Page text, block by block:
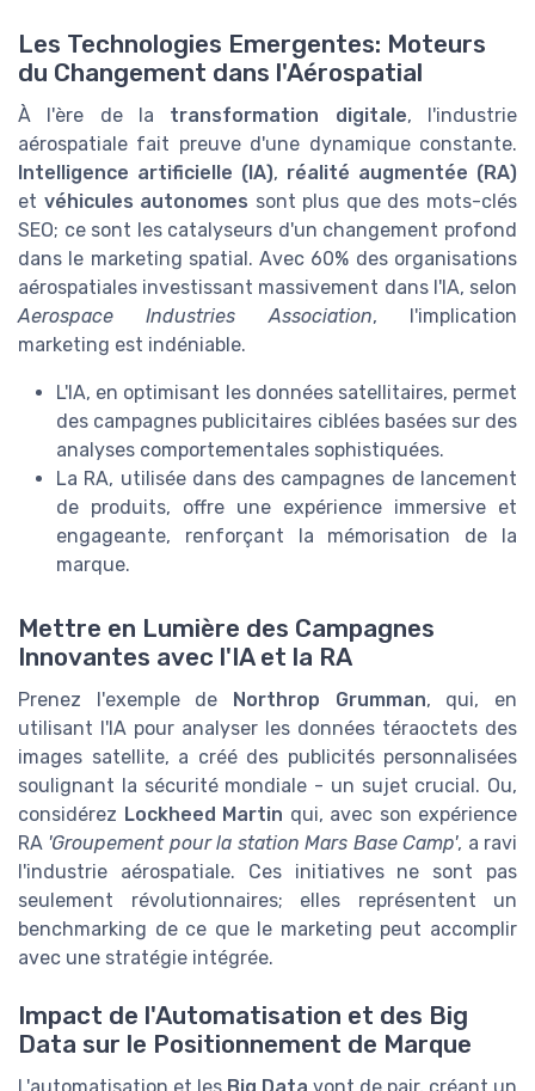
Les Technologies Emergentes: Moteurs
du Changement dans l'Aérospatial
À l'ère de la transformation digitale, l'industrie
aérospatiale fait preuve d'une dynamique constante.
Intelligence artificielle (IA), réalité augmentée (RA)
et véhicules autonomes sont plus que des mots-clés
SEO; ce sont les catalyseurs d'un changement profond
dans le marketing spatial. Avec 60% des organisations
aérospatiales investissant massivement dans l'IA, selon
Aerospace Industries Association, l'implication
marketing est indéniable.
L'IA, en optimisant les données satellitaires, permet
des campagnes publicitaires ciblées basées sur des
analyses comportementales sophistiquées.
La RA, utilisée dans des campagnes de lancement
de produits, offre une expérience immersive et
engageante, renforçant la mémorisation de la
marque.
Mettre en Lumière des Campagnes
Innovantes avec l'IA et la RA
Prenez l'exemple de Northrop Grumman, qui, en
utilisant l'IA pour analyser les données téraoctets des
images satellite, a créé des publicités personnalisées
soulignant la sécurité mondiale - un sujet crucial. Ou,
considérez Lockheed Martin qui, avec son expérience
RA 'Groupement pour la station Mars Base Camp', a ravi
l'industrie aérospatiale. Ces initiatives ne sont pas
seulement révolutionnaires; elles représentent un
benchmarking de ce que le marketing peut accomplir
avec une stratégie intégrée.
Impact de l'Automatisation et des Big
Data sur le Positionnement de Marque